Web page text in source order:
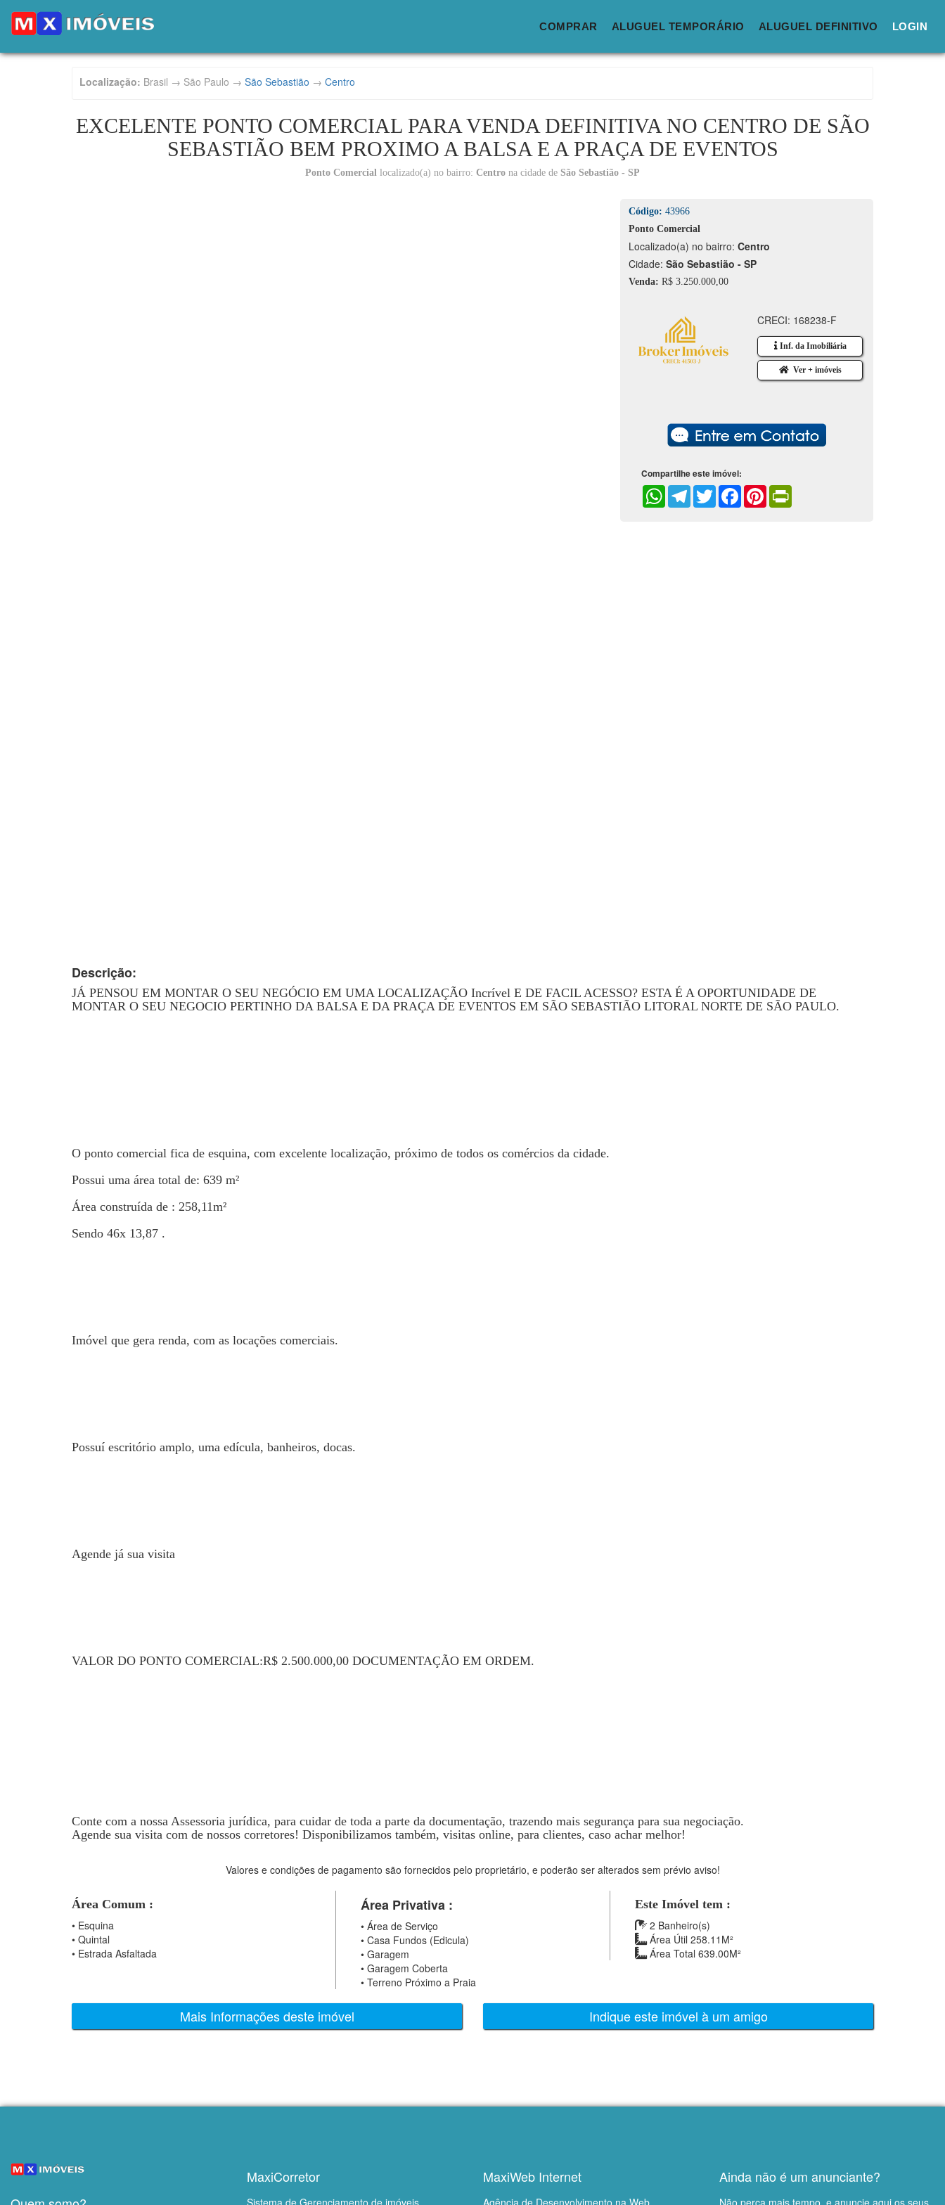
COMPRAR ALUGUEL TEMPORÁRIO ALUGUEL DEFINITIVO LOGIN
Localização: Brasil → São Paulo → São Sebastião → Centro
EXCELENTE PONTO COMERCIAL PARA VENDA DEFINITIVA NO CENTRO DE SÃO
SEBASTIÃO BEM PROXIMO A BALSA E A PRAÇA DE EVENTOS
Ponto Comercial localizado(a) no bairro: Centro na cidade de São Sebastião - SP
Código: 43966
Ponto Comercial
Localizado(a) no bairro: Centro
Cidade: São Sebastião - SP
Venda: R$ 3.250.000,00
CRECI: 168238-F
Inf. da Imobiliária
Ver + imóveis
Compartilhe este imóvel:
WhatsAppTelegramTwitterFacebookPinterest
Descrição:
JÁ PENSOU EM MONTAR O SEU NEGÓCIO EM UMA LOCALIZAÇÃO Incrível E DE FACIL ACESSO? ESTA É A OPORTUNIDADE DE
MONTAR O SEU NEGOCIO PERTINHO DA BALSA E DA PRAÇA DE EVENTOS EM SÃO SEBASTIÃO LITORAL NORTE DE SÃO PAULO.
O ponto comercial fica de esquina, com excelente localização, próximo de todos os comércios da cidade.
Possui uma área total de: 639 m²
Área construída de : 258,11m²
Sendo 46x 13,87 .
Imóvel que gera renda, com as locações comerciais.
Possuí escritório amplo, uma edícula, banheiros, docas.
Agende já sua visita
VALOR DO PONTO COMERCIAL:R$ 2.500.000,00 DOCUMENTAÇÃO EM ORDEM.
Conte com a nossa Assessoria jurídica, para cuidar de toda a parte da documentação, trazendo mais segurança para sua negociação.
Agende sua visita com de nossos corretores! Disponibilizamos também, visitas online, para clientes, caso achar melhor!
Valores e condições de pagamento são fornecidos pelo proprietário, e poderão ser alterados sem prévio aviso!
Área Comum :
• Esquina
• Quintal
• Estrada Asfaltada
Área Privativa :
• Área de Serviço
• Casa Fundos (Edicula)
• Garagem
• Garagem Coberta
• Terreno Próximo a Praia
Este Imóvel tem :
2 Banheiro(s)
Área Útil 258.11M²
Área Total 639.00M²
Mais Informações deste imóvel Indique este imóvel à um amigo
MaxiCorretor
Sistema de Gerenciamento de imóveis
MaxiWeb Internet
Agência de Desenvolvimento na Web
Ainda não é um anunciante?
Não perca mais tempo, e anuncie aqui os seus